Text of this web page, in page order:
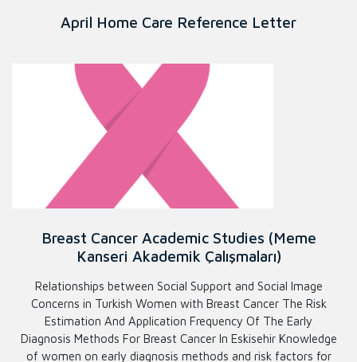
April Home Care Reference Letter
Breast Cancer Academic Studies (Meme
Kanseri Akademik Çalışmaları)
Relationships between Social Support and Social Image
Concerns in Turkish Women with Breast Cancer The Risk
Estimation And Application Frequency Of The Early
Diagnosis Methods For Breast Cancer In Eskisehir Knowledge
of women on early diagnosis methods and risk factors for